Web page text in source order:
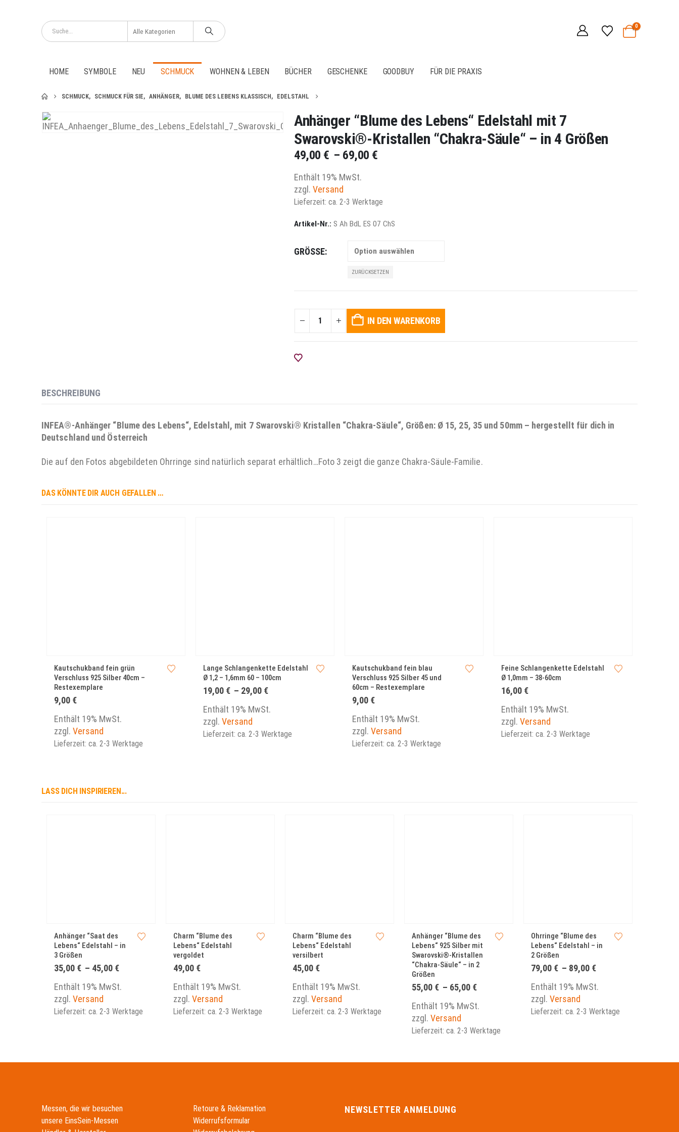
0
HOME SYMBOLE NEU SCHMUCK WOHNEN & LEBEN BÜCHER GESCHENKE GOODBUY FÜR DIE PRAXIS
SCHMUCK, SCHMUCK FÜR SIE, ANHÄNGER, BLUME DES LEBENS KLASSISCH , EDELSTAHL
Anhänger “Blume des Lebens“ Edelstahl mit 7
Swarovski®-Kristallen “Chakra-Säule“ – in 4 Größen
49,00 € – 69,00 €
Enthält 19% MwSt.
zzgl. Versand
Lieferzeit: ca. 2-3 Werktage
Artikel-Nr.: S Ah BdL ES 07 ChS
GRÖSSE
ZURÜCKSETZEN
IN DEN WARENKORB
BESCHREIBUNG
INFEA®-Anhänger “Blume des Lebens“, Edelstahl, mit 7 Swarovski® Kristallen “Chakra-Säule“, Größen: Ø 15, 25, 35 und 50mm – hergestellt für dich in
Deutschland und Österreich
Die auf den Fotos abgebildeten Ohrringe sind natürlich separat erhältlich…Foto 3 zeigt die ganze Chakra-Säule-Familie.
DAS KÖNNTE DIR AUCH GEFALLEN …
Kautschukband fein grün
Verschluss 925 Silber 40cm –
Restexemplare
9,00 €
Enthält 19% MwSt.
zzgl. Versand
Lieferzeit: ca. 2-3 Werktage
Lange Schlangenkette Edelstahl
Ø 1,2 – 1,6mm 60 – 100cm
19,00 € – 29,00 €
Enthält 19% MwSt.
zzgl. Versand
Lieferzeit: ca. 2-3 Werktage
Kautschukband fein blau
Verschluss 925 Silber 45 und
60cm – Restexemplare
9,00 €
Enthält 19% MwSt.
zzgl. Versand
Lieferzeit: ca. 2-3 Werktage
Feine Schlangenkette Edelstahl
Ø 1,0mm – 38-60cm
16,00 €
Enthält 19% MwSt.
zzgl. Versand
Lieferzeit: ca. 2-3 Werktage
LASS DICH INSPIRIEREN...
Anhänger “Saat des
Lebens“ Edelstahl – in
3 Größen
35,00 € – 45,00 €
Enthält 19% MwSt.
zzgl. Versand
Lieferzeit: ca. 2-3 Werktage
Charm “Blume des
Lebens“ Edelstahl
vergoldet
49,00 €
Enthält 19% MwSt.
zzgl. Versand
Lieferzeit: ca. 2-3 Werktage
Charm “Blume des
Lebens“ Edelstahl
versilbert
45,00 €
Enthält 19% MwSt.
zzgl. Versand
Lieferzeit: ca. 2-3 Werktage
Anhänger “Blume des
Lebens“ 925 Silber mit
Swarovski®-Kristallen
“Chakra-Säule“ – in 2
Größen
55,00 € – 65,00 €
Enthält 19% MwSt.
zzgl. Versand
Lieferzeit: ca. 2-3 Werktage
Ohrringe “Blume des
Lebens“ Edelstahl – in
2 Größen
79,00 € – 89,00 €
Enthält 19% MwSt.
zzgl. Versand
Lieferzeit: ca. 2-3 Werktage
Messen, die wir besuchen
unsere EinsSein-Messen
Retoure & Reklamation
Widerrufsformular
NEWSLETTER ANMELDUNG